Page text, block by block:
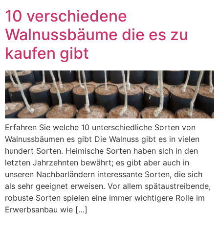
10 verschiedene
Walnussbäume die es zu
kaufen gibt
Erfahren Sie welche 10 unterschiedliche Sorten von
Walnussbäumen es gibt Die Walnuss gibt es in vielen
hundert Sorten. Heimische Sorten haben sich in den
letzten Jahrzehnten bewährt; es gibt aber auch in
unseren Nachbarländern interessante Sorten, die sich
als sehr geeignet erweisen. Vor allem spätaustreibende,
robuste Sorten spielen eine immer wichtigere Rolle im
Erwerbsanbau wie […]